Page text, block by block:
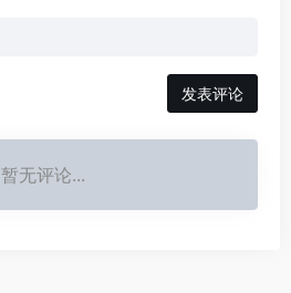
发表评论
暂无评论...